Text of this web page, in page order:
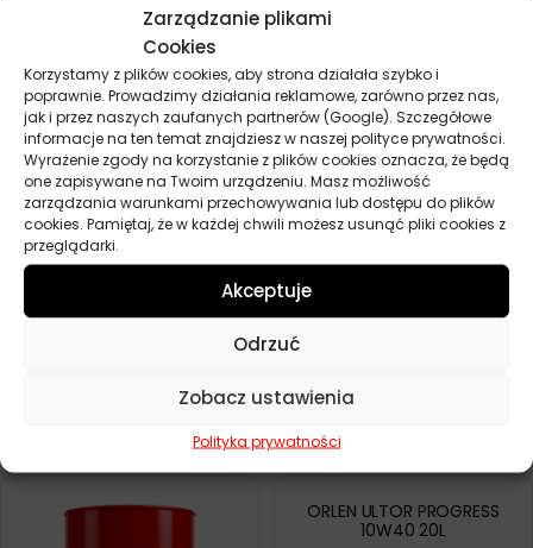
Zarządzanie plikami
Cookies
Korzystamy z plików cookies, aby strona działała szybko i
poprawnie. Prowadzimy działania reklamowe, zarówno przez nas,
jak i przez naszych zaufanych partnerów (Google). Szczegółowe
informacje na ten temat znajdziesz w naszej polityce prywatności.
Wyrażenie zgody na korzystanie z plików cookies oznacza, że będą
one zapisywane na Twoim urządzeniu. Masz możliwość
zarządzania warunkami przechowywania lub dostępu do plików
cookies. Pamiętaj, że w każdej chwili możesz usunąć pliki cookies z
przeglądarki.
Akceptuje
Odrzuć
Zobacz ustawienia
Polityka prywatności
CASTROL VECTON 15W40
CK-4/E9 20L
418,60zł Zamów
SHELL RIMULA R4 L 15W40 20L
368,00
SHELL RIMULA R4 L 15W40 55L
Zamów
SHELL RIMULA R4 L 15W40 5L
Zamów
MOBIL DELVAC ULTRA 5W30
690,20
ORLEN ULTOR PROGRESS
10W40 20L